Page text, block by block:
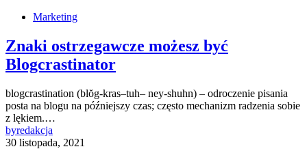
Marketing
Znaki ostrzegawcze możesz być
Blogcrastinator
blogcrastination (blŏg-kras–tuh– ney-shuhn) – odroczenie pisania
posta na blogu na późniejszy czas; często mechanizm radzenia sobie
z lękiem.…
byredakcja
30 listopada, 2021